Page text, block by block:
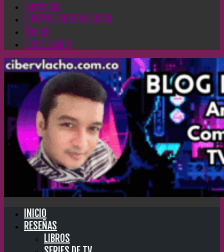
Servicios
POLÍTICA DE PRIVACIDAD
Tienda
Contáctame
INICIO
RESEÑAS
LIBROS